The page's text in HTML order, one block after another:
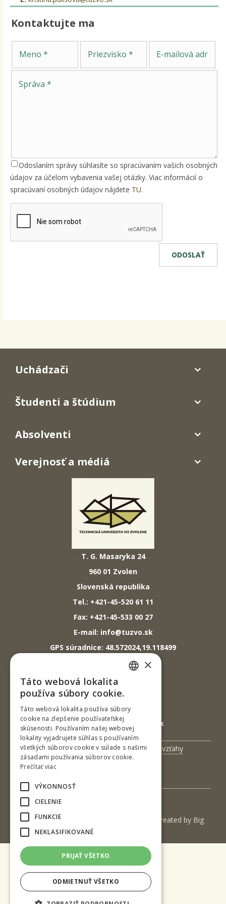
Kontaktujte ma
Odoslaním správy súhlasíte so spracúvaním vašich osobných
údajov za účelom vybavenia vašej otázky. Viac informácií o
spracúvaní osobných údajov nájdete TU.
T. G. Masaryka 24
960 01 Zvolen
Slovenská republika
Tel.: +421-45-520 61 11
Fax: +421-45-533 00 27
E-mail: info@tuzvo.sk
GPS súradnice: 48.572024,19.118499
IČO: 00397440
DIČ: 2020474808
IČ DPH: SK2020474808
E-mail: podatelna@tuzvo.sk
Uchádzači
Študenti a štúdium
Absolventi
Verejnosť a médiá
Univerzitný magazín
Medzinárodné vzťahy
Veda a výskum
Kontakt
(c) 2017 Technická univerzita vo Zvolene | Created by Big
& BIGGER s.r.o.
×
Táto webová lokalita
používa súbory cookie.
Táto webová lokalita používa súbory
cookie na zlepšenie používateľskej
skúsenosti. Používaním našej webovej
lokality vyjadrujete súhlas s používaním
všetkých súborov cookie v súlade s našimi
zásadami používania súborov cookie.
Prečítať viac
VÝKONNOSŤ
CIELENIE
FUNKCIE
NEKLASIFIKOVANÉ
PRIJAŤ VŠETKO
ODMIETNUŤ VŠETKO